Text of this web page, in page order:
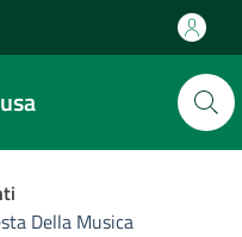
Della Musica